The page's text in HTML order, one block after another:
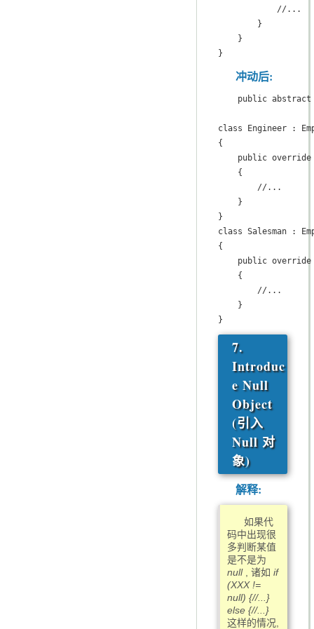
            //...
        }
    }
}
冲动后:
public
class Engineer :
{
public
    {
        //...
    }
}
class Salesman :
{
public
    {
        //...
    }
}
7.
Introduc
e Null
Object
(引入
Null 对
象)
解释:
如果代
码中出现很
多判断某值
是不是为
null, 诸如 if
(XXX !=
null) {//...}
else {//...}
这样的情况,